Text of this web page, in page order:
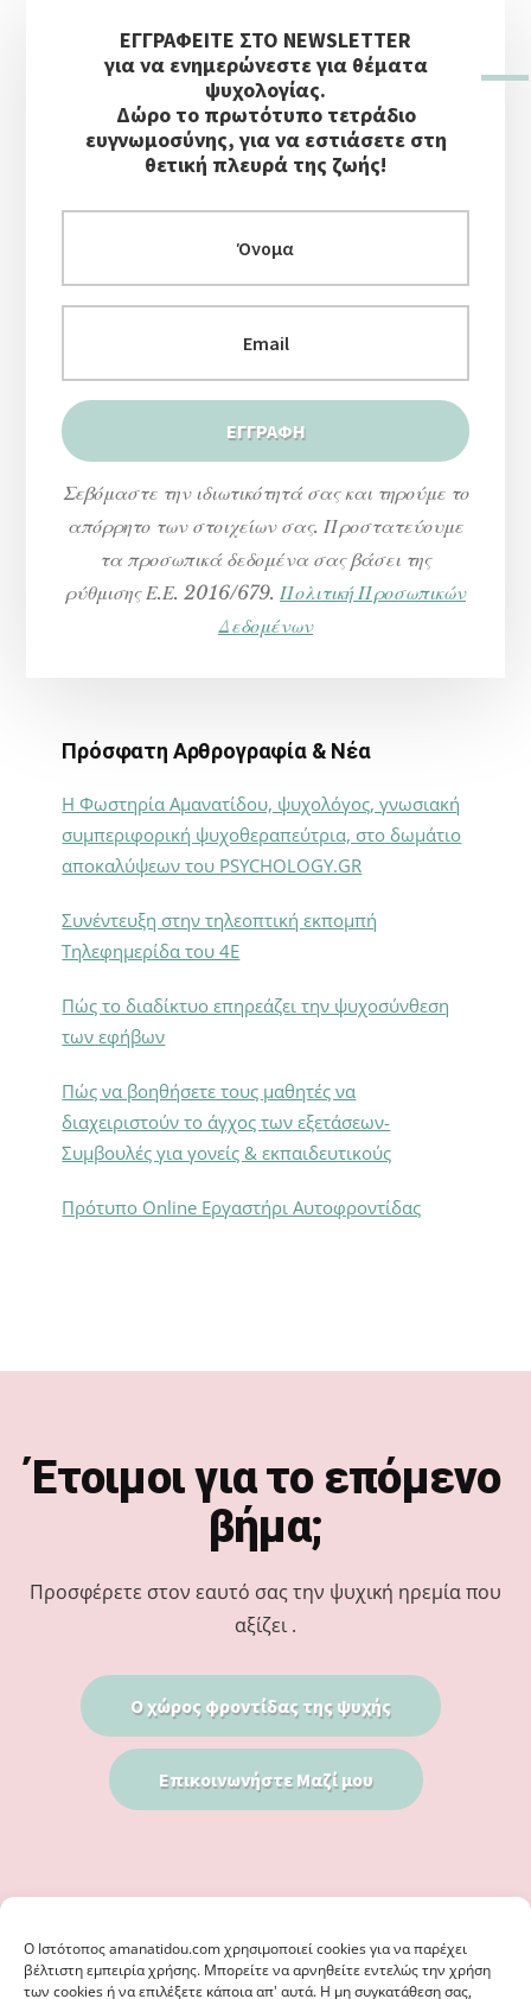
Ο Iστότοπος amanatidou.com χρησιμοποιεί cookies για να παρέχει
βέλτιστη εμπειρία χρήσης. Μπορείτε να αρνηθείτε εντελώς την χρήση
των cookies ή να επιλέξετε κάποια απ' αυτά. Η μη συγκατάθεση σας,
ΠλευρικήΕΓΓΡΑΦΕΙΤΕ ΣΤΟ NEWSLETTER
για να ενημερώνεστε για θέματα
ψυχολογίας.
Δώρο το πρωτότυπο τετράδιο
ευγνωμοσύνης, για να εστιάσετε στη
θετική πλευρά της ζωής!
Σεβόμαστε την ιδιωτικότητά σας και τηρούμε το
απόρρητο των στοιχείων σας. Προστατεύουμε
τα προσωπικά δεδομένα σας βάσει της
ρύθμισης Ε.Ε. 2016/679. Πολιτική Προσωπικών
Δεδομένων
Πρόσφατη Αρθρογραφία & Νέα
Η Φωστηρία Αμανατίδου, ψυχολόγος, γνωσιακή
συμπεριφορική ψυχοθεραπεύτρια, στο δωμάτιο
αποκαλύψεων του PSYCHOLOGY.GR
Συνέντευξη στην τηλεοπτική εκπομπή
Τηλεφημερίδα του 4Ε
Πώς το διαδίκτυο επηρεάζει την ψυχοσύνθεση
των εφήβων
Πώς να βοηθήσετε τους μαθητές να
διαχειριστούν το άγχος των εξετάσεων-
Συμβουλές για γονείς & εκπαιδευτικούς
Πρότυπο Online Εργαστήρι Αυτοφροντίδας
Έτοιμοι για το επόμενο
βήμα;
Προσφέρετε στον εαυτό σας την ψυχική ηρεμία που
αξίζει .
Ο χώρος φροντίδας της ψυχής
Επικοινωνήστε Μαζί μου